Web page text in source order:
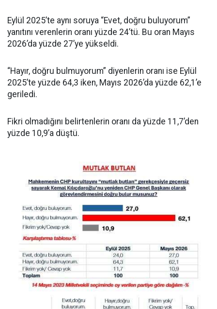
Eylül 2025’te aynı soruya “Evet, doğru buluyorum”
yanıtını verenlerin oranı yüzde 24’tü. Bu oran Mayıs
2026’da yüzde 27’ye yükseldi.
“Hayır, doğru bulmuyorum” diyenlerin oranı ise Eylül
2025’te yüzde 64,3 iken, Mayıs 2026’da yüzde 62,1’e
geriledi.
Fikri olmadığını belirtenlerin oranı da yüzde 11,7’den
yüzde 10,9’a düştü.